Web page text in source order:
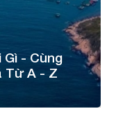
Gì - Cùng
Từ A - Z